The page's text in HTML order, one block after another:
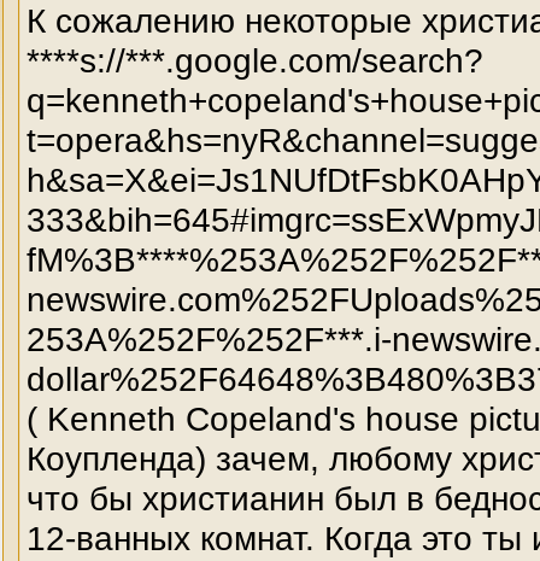
К сожалению некоторые
****s://***.google.com/search?
253A%252F%252F***.i-
( Kenneth Copeland's house
Коупленда) зачем, любому
что бы христианин был в
12-ванных комнат. Когда это